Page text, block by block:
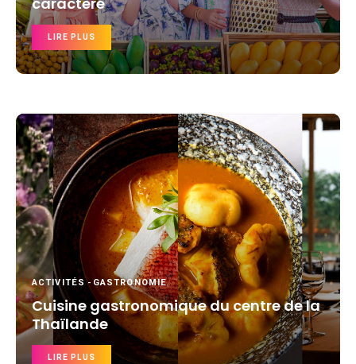
LIRE PLUS
ACTIVITÉS- GASTRONOMIE
Cuisine gastronomique du centre de la
Thaïlande
LIRE PLUS